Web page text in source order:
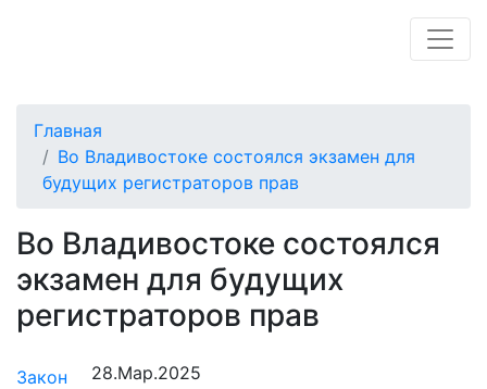
Главная
Во Владивостоке состоялся экзамен для
будущих регистраторов прав
Во Владивостоке состоялся
экзамен для будущих
регистраторов прав
Закон
28.Мар.2025